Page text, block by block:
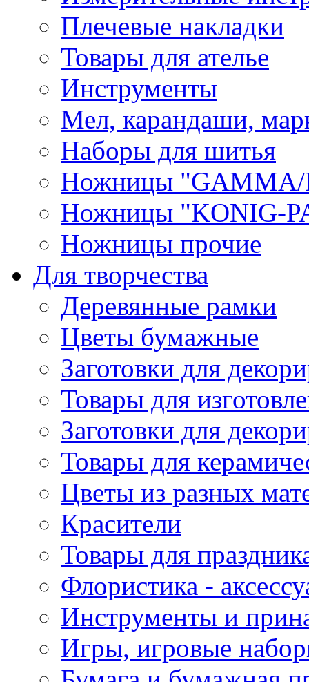
Плечевые накладки
Товары для ателье
Инструменты
Мел, карандаши,
Наборы для шитья
Ножницы "GAMMA/
Ножницы "KONIG-
Ножницы прочие
Для творчества
Деревянные рамки
Цветы бумажные
Заготовки для
Товары для
Заготовки для
Товары для
Цветы из разных
Красители
Товары для
Флористика -
Инструменты и
Игры, игровые